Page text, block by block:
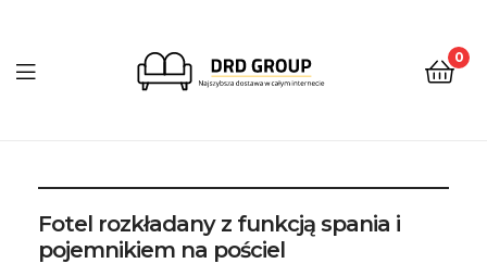
Group
0
Fotel rozkładany z funkcją spania i
pojemnikiem na pościel